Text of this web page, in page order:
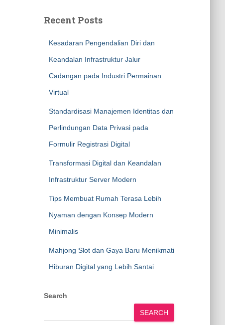
Recent Posts
Kesadaran Pengendalian Diri dan
Keandalan Infrastruktur Jalur
Cadangan pada Industri Permainan
Virtual
Standardisasi Manajemen Identitas dan
Perlindungan Data Privasi pada
Formulir Registrasi Digital
Transformasi Digital dan Keandalan
Infrastruktur Server Modern
Tips Membuat Rumah Terasa Lebih
Nyaman dengan Konsep Modern
Minimalis
Mahjong Slot dan Gaya Baru Menikmati
Hiburan Digital yang Lebih Santai
Search
SEARCH